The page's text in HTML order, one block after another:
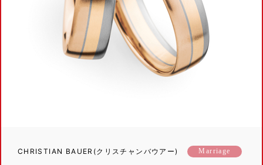
CHRISTIAN BAUER(クリスチャンバウアー) Marriage